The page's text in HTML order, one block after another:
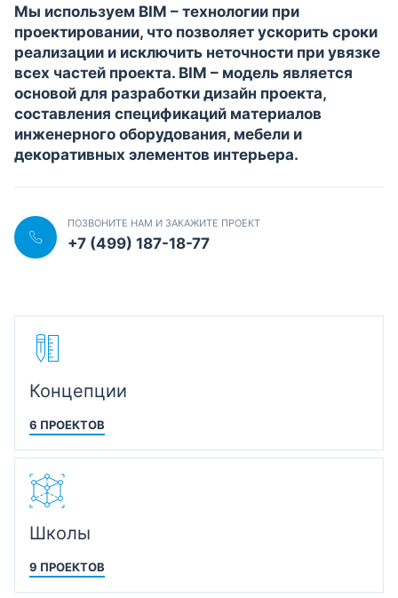
Мы используем BIM – технологии при
проектировании, что позволяет ускорить сроки
реализации и исключить неточности при увязке
всех частей проекта. BIM – модель является
основой для разработки дизайн проекта,
составления спецификаций материалов
инженерного оборудования, мебели и
декоративных элементов интерьера.
ПОЗВОНИТЕ НАМ И ЗАКАЖИТЕ ПРОЕКТ
+7 (499) 187-18-77
Концепции
6 ПРОЕКТОВ
Школы
9 ПРОЕКТОВ